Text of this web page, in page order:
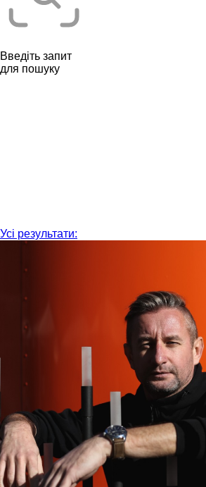
Введіть запит
для пошуку
Усі результати: